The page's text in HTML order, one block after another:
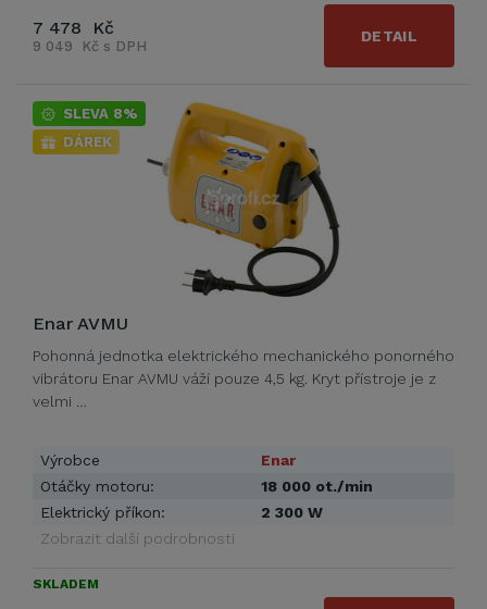
7 478 Kč
9 049 Kč s DPH
DETAIL
SLEVA 8%
DÁREK
Enar AVMU
Pohonná jednotka elektrického mechanického ponorného
vibrátoru Enar AVMU váží pouze 4,5 kg. Kryt přístroje je z
velmi …
Výrobce
Enar
Otáčky motoru:
18 000 ot./min
Elektrický příkon:
2 300 W
Zobrazit další podrobnosti
SKLADEM